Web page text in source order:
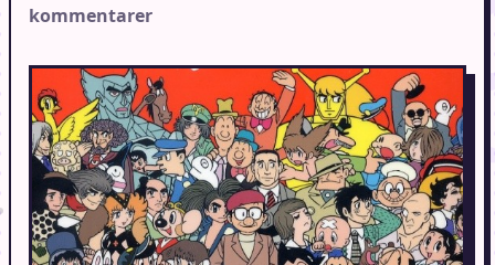
kommentarer